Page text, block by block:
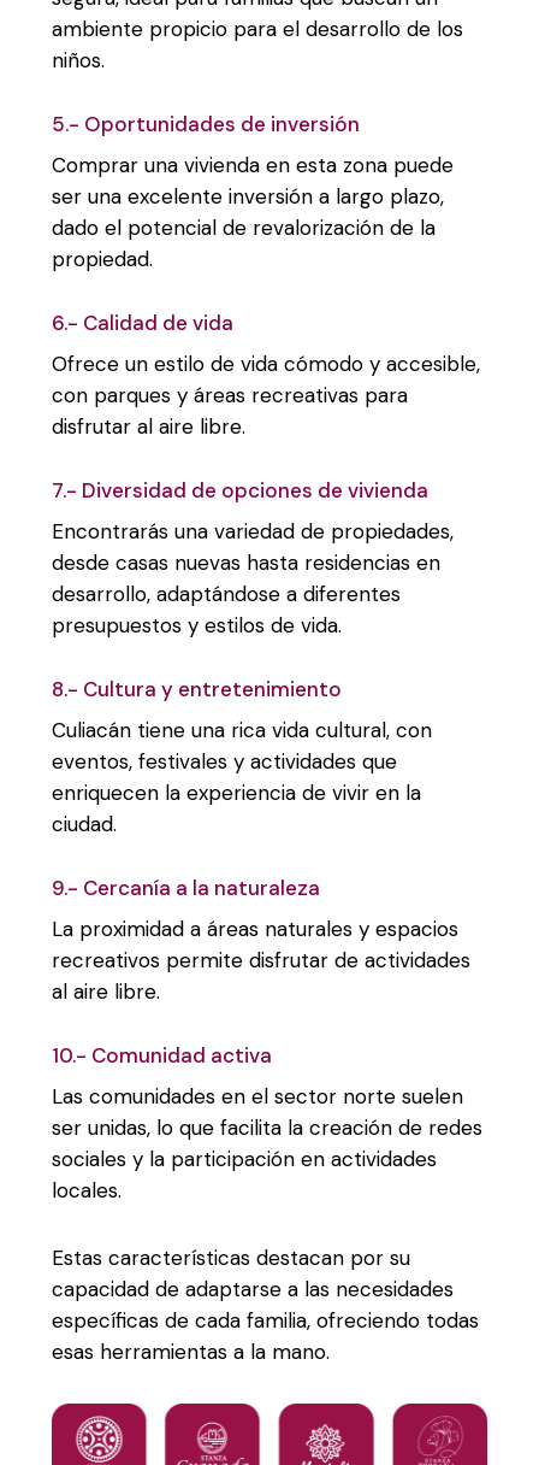
ambiente propicio para el desarrollo de los
niños.
5.- Oportunidades de inversión
Comprar una vivienda en esta zona puede
ser una excelente inversión a largo plazo,
dado el potencial de revalorización de la
propiedad.
6.- Calidad de vida
Ofrece un estilo de vida cómodo y accesible,
con parques y áreas recreativas para
disfrutar al aire libre.
7.- Diversidad de opciones de vivienda
Encontrarás una variedad de propiedades,
desde casas nuevas hasta residencias en
desarrollo, adaptándose a diferentes
presupuestos y estilos de vida.
8.- Cultura y entretenimiento
Culiacán tiene una rica vida cultural, con
eventos, festivales y actividades que
enriquecen la experiencia de vivir en la
ciudad.
9.- Cercanía a la naturaleza
La proximidad a áreas naturales y espacios
recreativos permite disfrutar de actividades
al aire libre.
10.- Comunidad activa
Las comunidades en el sector norte suelen
ser unidas, lo que facilita la creación de redes
sociales y la participación en actividades
locales.
Estas características destacan por su
capacidad de adaptarse a las necesidades
específicas de cada familia, ofreciendo todas
esas herramientas a la mano.